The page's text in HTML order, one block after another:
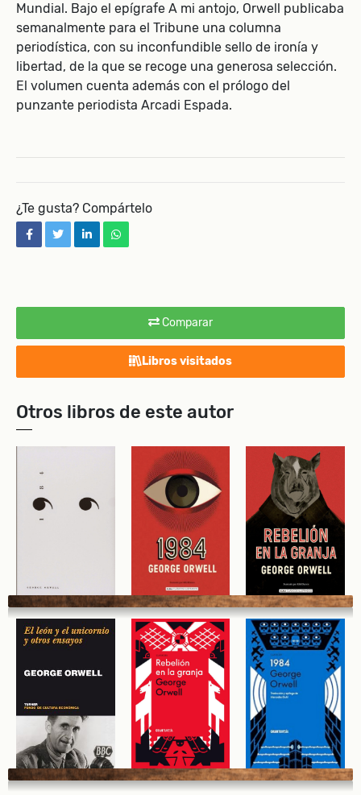
Comparar
Libros visitados
Otros libros de este autor
Mundial. Bajo el epígrafe A mi antojo, Orwell publicaba
semanalmente para el Tribune una columna
periodística, con su inconfundible sello de ironía y
libertad, de la que se recoge una generosa selección.
El volumen cuenta además con el prólogo del
punzante periodista Arcadi Espada.
¿Te gusta? Compártelo
facebooktwitterlinkedinwhatsapp